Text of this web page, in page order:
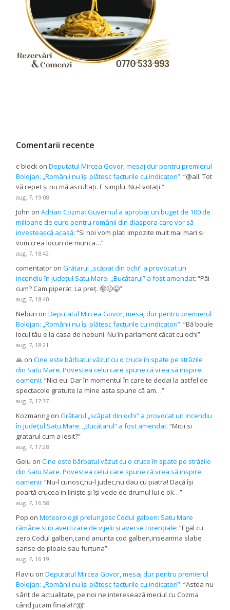
Comentarii recente
c-block onDeputatul Mircea Govor, mesaj dur pentru premierul
Bolojan: „Românii nu își plătesc facturile cu indicatori”: “@all. Tot
vă repet și nu mă ascultați. E simplu. Nu-l votați.”
aug. 7, 19:08
John onAdrian Cozma: Guvernul a aprobat un buget de 100 de
milioane de euro pentru românii din diaspora care vor să
investească acasă: “Si noi vom plati impozite mult mai mari si
vom crea locuri de munca…”
aug. 7, 18:42
comentator onGrătarul „scăpat din ochi” a provocat un
incendiu în județul Satu Mare. ,,Bucătarul” a fost amendat: “Păi
cum? Cam piperat. La preț. 🤪🥴😉”
aug. 7, 18:40
Nebun onDeputatul Mircea Govor, mesaj dur pentru premierul
Bolojan: „Românii nu își plătesc facturile cu indicatori”: “Bă boule
locul tău e la casa de nebuni. Nu în parlament căcat cu ochi”
aug. 7, 18:21
🙏 onCine este bărbatul văzut cu o cruce în spate pe străzile
din Satu Mare. Povestea celui care spune că vrea să inspire
oamenii: “Nici eu. Dar în momentul în care te dedai la astfel de
spectacole gratuite la mine asta spune că am…”
aug. 7, 17:37
Kozmaring onGrătarul „scăpat din ochi” a provocat un incendiu
în județul Satu Mare. ,,Bucătarul” a fost amendat: “Micii si
gratarul cum a iesit?”
aug. 7, 17:28
Gelu onCine este bărbatul văzut cu o cruce în spate pe străzile
din Satu Mare. Povestea celui care spune că vrea să inspire
oamenii: “Nu-l cunosc,nu-l judec,nu dau cu piatra! Dacă își
poartă crucea in liniște și își vede de drumul lui e ok…”
aug. 7, 16:58
Pop onMeteorologii prelungesc Codul galben: Satu Mare
rămâne sub avertizare de vijelii și averse torențiale: “Egal cu
zero Codul galben,cand anunta cod galben,inseamna slabe
sanse de ploaie sau furtuna”
aug. 7, 16:19
Flaviu onDeputatul Mircea Govor, mesaj dur pentru premierul
Bolojan: „Românii nu își plătesc facturile cu indicatori”: “Astea nu
sânt de actualitate, pe noi ne interesează meciul cu Cozma
când jucam finala!?:))))”